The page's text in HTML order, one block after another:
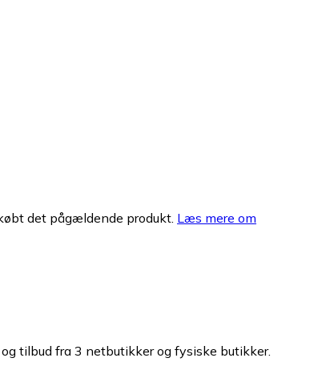
det pågældende produkt. Læs mere om
tilbud fra 3 netbutikker og fysiske butikker.